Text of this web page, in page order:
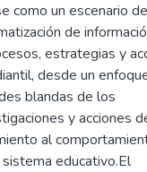
como un escenario de
de
estrategias y
desde un
blandas de los
y acciones
al
educativo.El